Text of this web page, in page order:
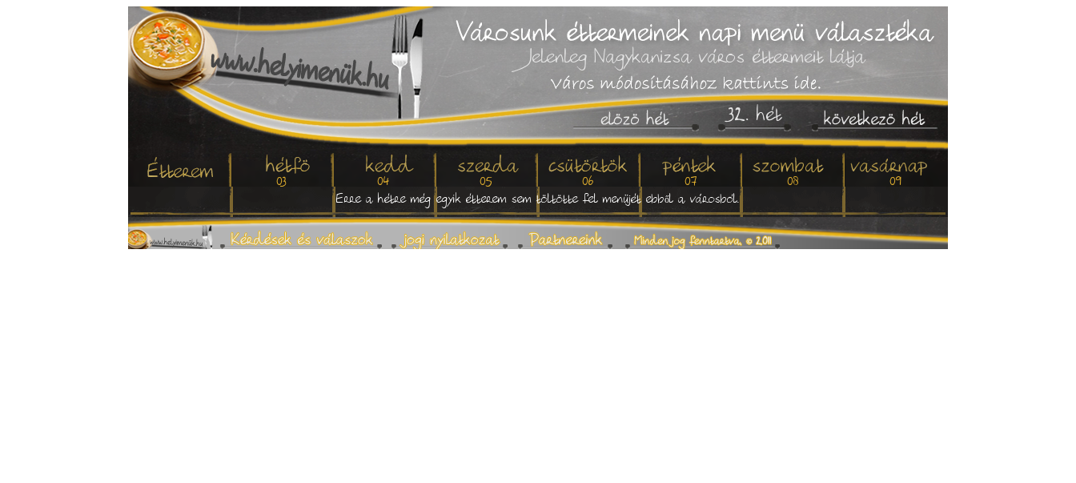
32. hét
Jelenleg Nagykanizsa város éttermeit látja
03 04 05 06 07 08
09
Erre a hétre még egyik étterem sem töltötte fel menüjét ebből a városból.